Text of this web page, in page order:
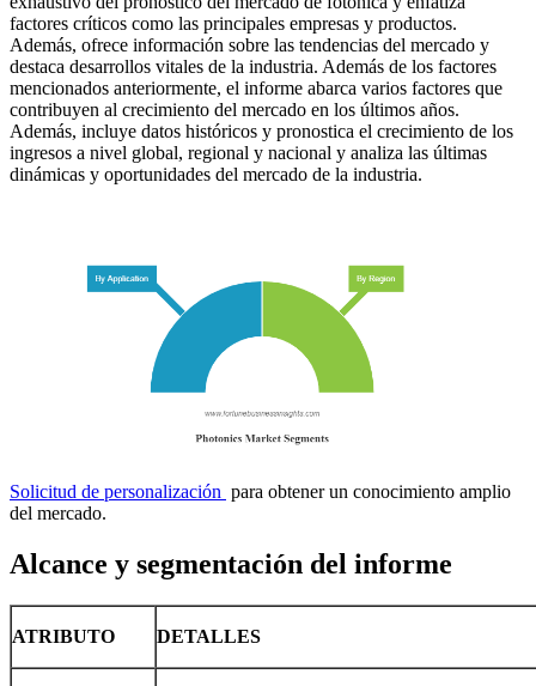
factores críticos como las principales empresas y productos.
Además, ofrece información sobre las tendencias del mercado y
destaca desarrollos vitales de la industria. Además de los factores
mencionados anteriormente, el informe abarca varios factores que
contribuyen al crecimiento del mercado en los últimos años.
Además, incluye datos históricos y pronostica el crecimiento de los
ingresos a nivel global, regional y nacional y analiza las últimas
dinámicas y oportunidades del mercado de la industria.
Solicitud de personalización para obtener un conocimiento amplio
del mercado.
Alcance y segmentación del informe
ATRIBUTO DETALLES